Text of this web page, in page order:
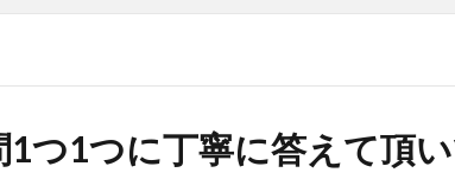
1つ1つに丁寧に答えて頂